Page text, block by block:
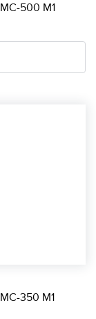
МС-500 М1
МС-350 М1